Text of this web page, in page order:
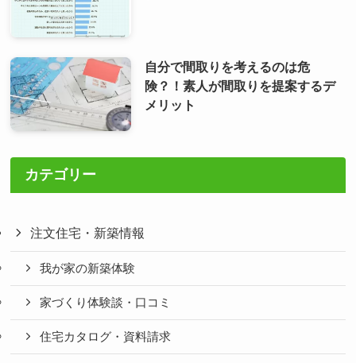
自分で間取りを考えるのは危
険？！素人が間取りを提案するデ
メリット
カテゴリー
注文住宅・新築情報
我が家の新築体験
家づくり体験談・口コミ
住宅カタログ・資料請求